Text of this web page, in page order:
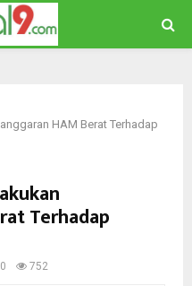
HAM Berat Terhadap
Terhadap
0 752